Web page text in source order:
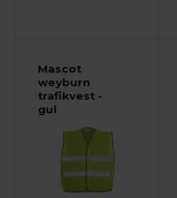
Mascot
weyburn
trafikvest -
gul